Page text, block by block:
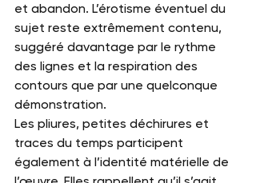
et abandon. L’érotisme éventuel du
sujet reste extrêmement contenu,
suggéré davantage par le rythme
des lignes et la respiration des
contours que par une quelconque
démonstration.
Les pliures, petites déchirures et
traces du temps participent
également à l’identité matérielle de